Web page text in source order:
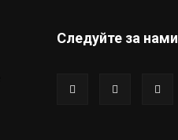
Следуйте за нами